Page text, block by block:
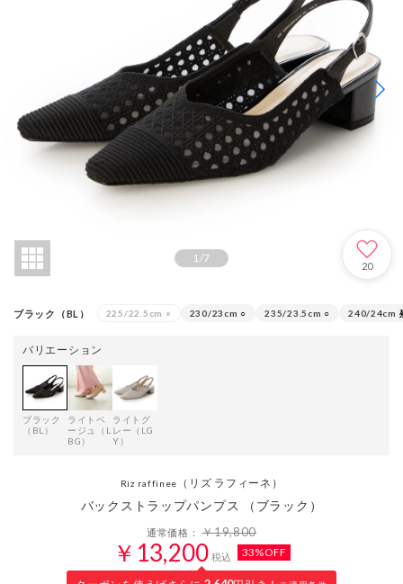
1/7
20
ブラック（BL） 225/22.5cm × 230/23cm ○ 235/23.5cm ○ 240/24cm
バリエーション
ブラック
（BL）
ライトベ
ージュ（L
BG）
ライトグ
レー（LG
Y）
Riz raffinee （リズ ラフィーネ）
バックストラップパンプス （ブラック）
通常価格：￥19,800
￥13,200 税込 33%OFF